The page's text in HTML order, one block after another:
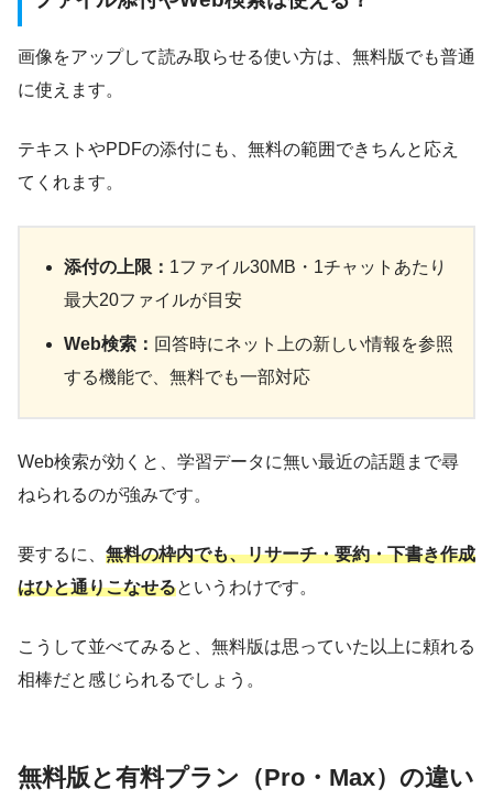
画像をアップして読み取らせる使い方は、無料版でも普通
に使えます。
テキストやPDFの添付にも、無料の範囲できちんと応え
てくれます。
添付の上限： 1ファイル30MB・1チャットあたり
最大20ファイルが目安
Web検索： 回答時にネット上の新しい情報を参照
する機能で、無料でも一部対応
Web検索が効くと、学習データに無い最近の話題まで尋
ねられるのが強みです。
要するに、 無料の枠内でも、リサーチ・要約・下書き作成
はひと通りこなせるというわけです。
こうして並べてみると、無料版は思っていた以上に頼れる
相棒だと感じられるでしょう。
無料版と有料プラン（Pro・Max）の違い